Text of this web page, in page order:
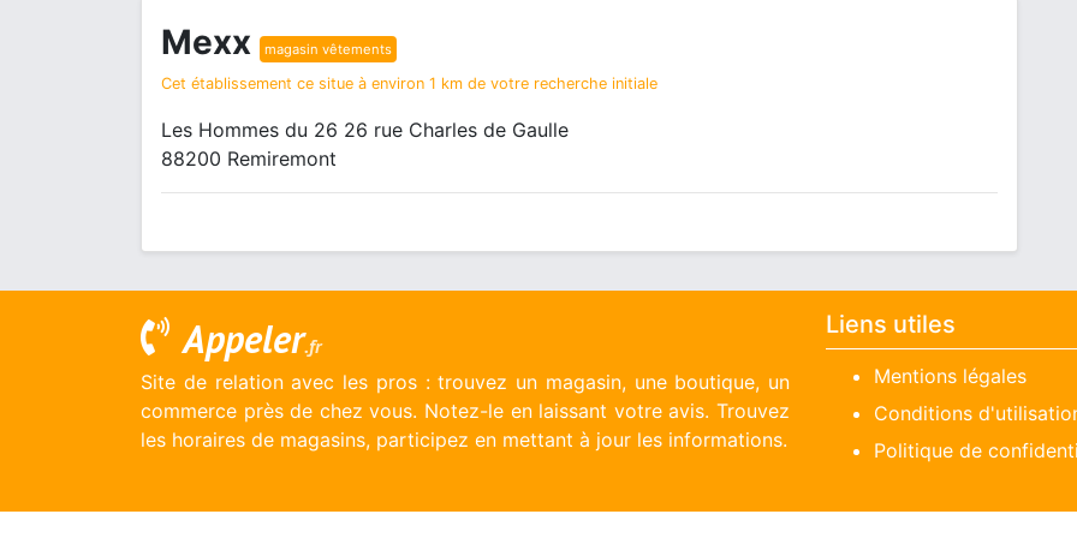
Mexx magasin vêtements
Cet établissement ce situe à environ 1 km de votre recherche initiale
Les Hommes du 26 26 rue Charles de Gaulle
88200 Remiremont
Appeler.fr
Site de relation avec les pros : trouvez un magasin, une boutique, un
commerce près de chez vous. Notez-le en laissant votre avis. Trouvez
les horaires de magasins, participez en mettant à jour les informations.
Liens utiles
Mentions légales
Conditions
Politique de